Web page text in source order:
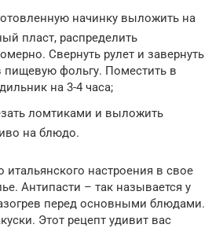
начинку выложить на
пласт, распределить
Свернуть рулет и завернуть
пищевую фольгу. Поместить в
на 3-4 часа;
ломтиками и выложить
на блюдо.
итальянского настроения в свое
Антипасти – так называется у
перед основными блюдами.
Этот рецепт удивит вас